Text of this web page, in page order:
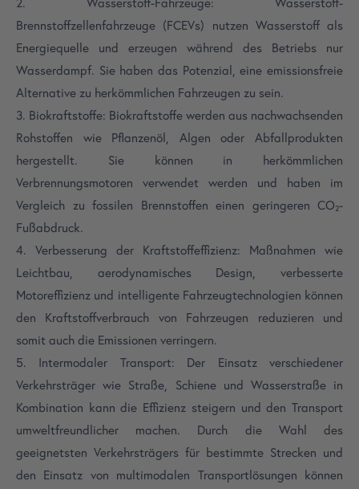
2. Wasserstoff-Fahrzeuge: Wasserstoff-
Brennstoffzellenfahrzeuge (FCEVs) nutzen Wasserstoff als
Energiequelle und erzeugen während des Betriebs nur
Wasserdampf. Sie haben das Potenzial, eine emissionsfreie
Alternative zu herkömmlichen Fahrzeugen zu sein.
3. Biokraftstoffe: Biokraftstoffe werden aus nachwachsenden
Rohstoffen wie Pflanzenöl, Algen oder Abfallprodukten
hergestellt. Sie können in herkömmlichen
Verbrennungsmotoren verwendet werden und haben im
Vergleich zu fossilen Brennstoffen einen geringeren CO₂-
Fußabdruck.
4. Verbesserung der Kraftstoffeffizienz: Maßnahmen wie
Leichtbau, aerodynamisches Design, verbesserte
Motoreffizienz und intelligente Fahrzeugtechnologien können
den Kraftstoffverbrauch von Fahrzeugen reduzieren und
somit auch die Emissionen verringern.
5. Intermodaler Transport: Der Einsatz verschiedener
Verkehrsträger wie Straße, Schiene und Wasserstraße in
Kombination kann die Effizienz steigern und den Transport
umweltfreundlicher machen. Durch die Wahl des
geeignetsten Verkehrsträgers für bestimmte Strecken und
den Einsatz von multimodalen Transportlösungen können